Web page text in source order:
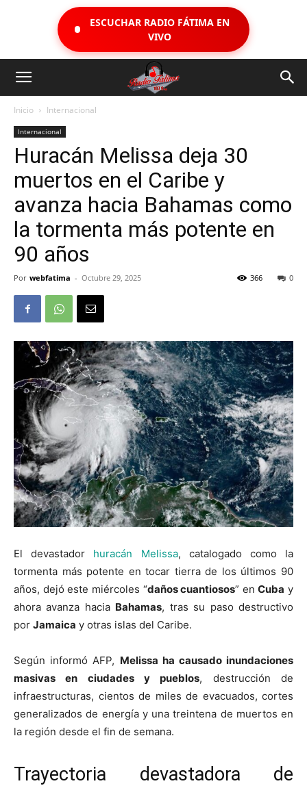
ESCUCHAR RADIO FÁTIMA EN
VIVO
Inicio Internacional
Internacional
Huracán Melissa deja 30
muertos en el Caribe y
avanza hacia Bahamas como
la tormenta más potente en
90 años
Por webfatima - Octubre 29, 2025 0
366
El devastador huracán Melissa, catalogado como la
tormenta más potente en tocar tierra de los últimos 90
años, dejó este miércoles “daños cuantiosos” enCuba y
ahora avanza hacia Bahamas, tras su paso destructivo
por Jamaica y otras islas del Caribe.
Según informó AFP, Melissa ha causado inundaciones
masivas en ciudades y pueblos, destrucción de
infraestructuras, cientos de miles de evacuados, cortes
generalizados de energía y una treintena de muertos en
la región desde el fin de semana.
Trayectoria devastadora de